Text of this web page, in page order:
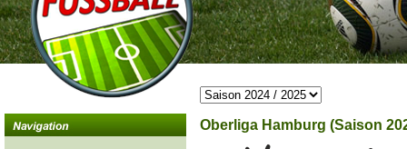
Oberliga Hamburg (Saison